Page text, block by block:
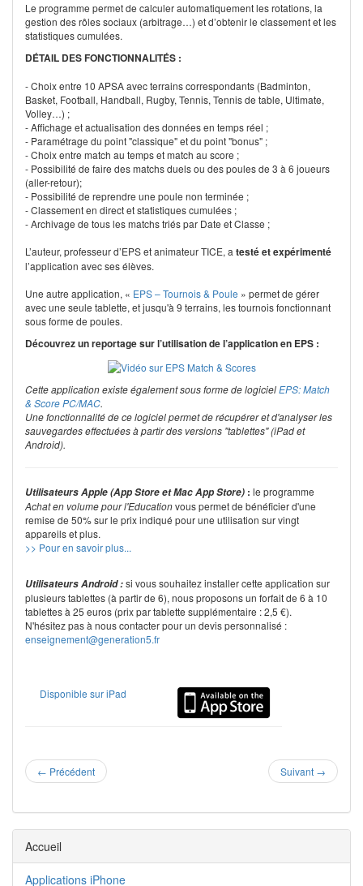
Le programme permet de calculer automatiquement les rotations, la
gestion des rôles sociaux (arbitrage…) et d’obtenir le classement et les
statistiques cumulées.
DÉTAIL DES FONCTIONNALITÉS :
- Choix entre 10 APSA avec terrains correspondants (Badminton,
Basket, Football, Handball, Rugby, Tennis, Tennis de table, Ultimate,
Volley…) ;
- Affichage et actualisation des données en temps réel ;
- Paramétrage du point "classique" et du point "bonus" ;
- Choix entre match au temps et match au score ;
- Possibilité de faire des matchs duels ou des poules de 3 à 6 joueurs
(aller-retour);
- Possibilité de reprendre une poule non terminée ;
- Classement en direct et statistiques cumulées ;
- Archivage de tous les matchs triés par Date et Classe ;
L’auteur, professeur d’EPS et animateur TICE, a testé et expérimenté
l’application avec ses élèves.
Une autre application, « EPS – Tournois & Poule » permet de gérer
avec une seule tablette, et jusqu'à 9 terrains, les tournois fonctionnant
sous forme de poules.
Découvrez un reportage sur l’utilisation de l’application en EPS :
Cette application existe également sous forme de logicielEPS: Match
& Score PC/MAC.
Une fonctionnalité de ce logiciel permet de récupérer et d'analyser les
sauvegardes effectuées à partir des versions "tablettes" (iPad et
Android).
Utilisateurs Apple (App Store et Mac App Store) : le programme
Achat en volume pour l'Educationvous permet de bénéficier d'une
remise de 50% sur le prix indiqué pour une utilisation sur vingt
appareils et plus.
>> Pour en savoir plus...
Utilisateurs Android :si vous souhaitez installer cette application sur
plusieurs tablettes (à partir de 6), nous proposons un forfait de 6 à 10
tablettes à 25 euros (prix par tablette supplémentaire : 2,5 €).
N'hésitez pas à nous contacter pour un devis personnalisé :
enseignement@generation5.fr
Disponible sur iPad
← Précédent Suivant →
Accueil
Applications iPhone